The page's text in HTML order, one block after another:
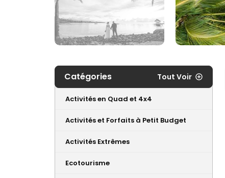
Catégories Tout Voir
Activités en Quad et 4x4
Activités et Forfaits à Petit Budget
Activités Extrêmes
Ecotourisme